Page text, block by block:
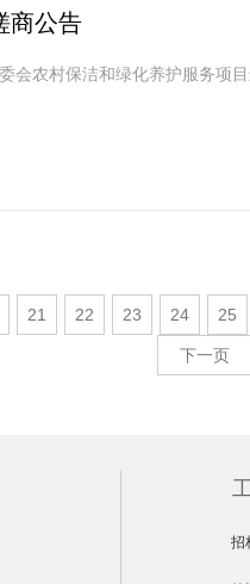
商公告
农村保洁和绿化养护服务项
21 22 23 24 25
下一页
招